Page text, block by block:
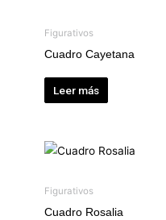
Figurativos
Cuadro Cayetana
Leer más
Figurativos
Cuadro Rosalia